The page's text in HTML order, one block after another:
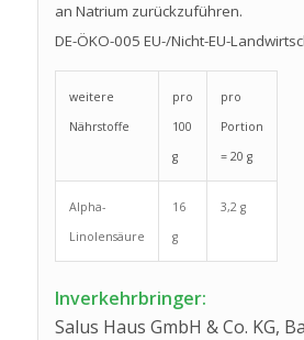
an Natrium zurückzuführen.
DE-ÖKO-005 EU-/Nicht-EU-
weitere
Nährstoffe
pro
100
g
pro
Portion
= 20 g
Alpha-
Linolensäure
16
g
3,2 g
Inverkehrbringer:
Salus Haus GmbH & Co. KG,